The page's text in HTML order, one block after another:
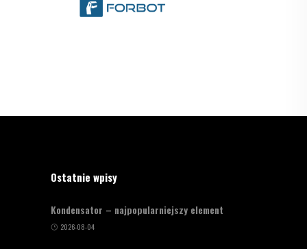
Ostatnie wpisy
Kondensator – najpopularniejszy element
2026-08-04